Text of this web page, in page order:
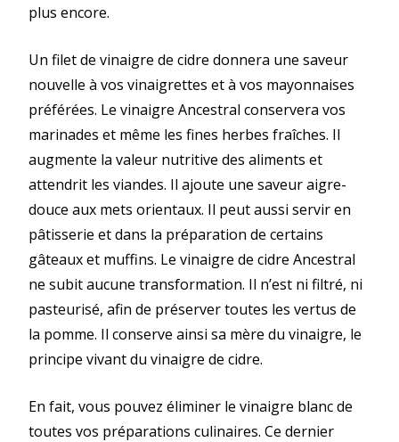
plus encore.
Un filet de vinaigre de cidre donnera une saveur
nouvelle à vos vinaigrettes et à vos mayonnaises
préférées. Le vinaigre Ancestral conservera vos
marinades et même les fines herbes fraîches. Il
augmente la valeur nutritive des aliments et
attendrit les viandes. Il ajoute une saveur aigre-
douce aux mets orientaux. Il peut aussi servir en
pâtisserie et dans la préparation de certains
gâteaux et muffins. Le vinaigre de cidre Ancestral
ne subit aucune transformation. Il n’est ni filtré, ni
pasteurisé, afin de préserver toutes les vertus de
la pomme. Il conserve ainsi sa mère du vinaigre, le
principe vivant du vinaigre de cidre.
En fait, vous pouvez éliminer le vinaigre blanc de
toutes vos préparations culinaires. Ce dernier